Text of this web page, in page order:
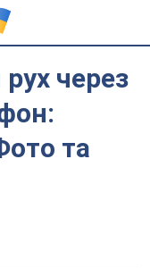
через
та